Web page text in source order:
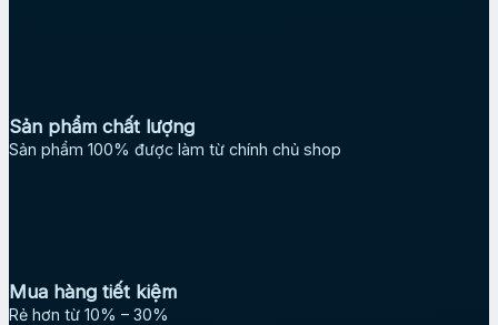
Sản phẩm chất lượng
Sản phẩm 100% được làm từ chính chủ shop
Mua hàng tiết kiệm
Rẻ hơn từ 10% – 30%